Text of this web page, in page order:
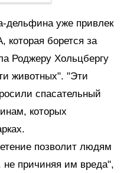
дельфина уже привлек
которая борется за
Роджеру Хольцбергу
животных". "Эти
спасательный
которых
позволит людям
причиняя им вреда",